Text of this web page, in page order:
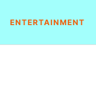
ENTERTAINMENT